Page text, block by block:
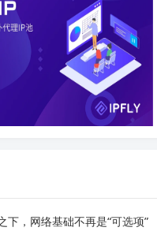
下，网络基础不再是“可选项”